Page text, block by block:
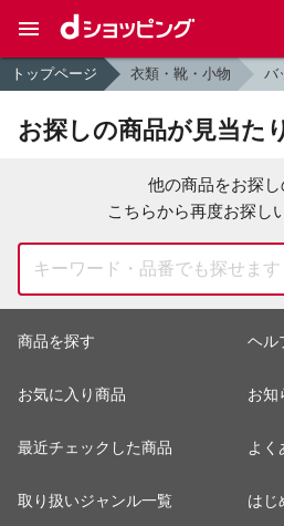
トップページ 衣類・靴・小物 バ
お探しの商品が見当た
他の商品をお探し
こちらから再度お探し
商品を探す
お気に入り商品
最近チェックした商品
取り扱いジャンル一覧
ヘル
お知
よく
はじ